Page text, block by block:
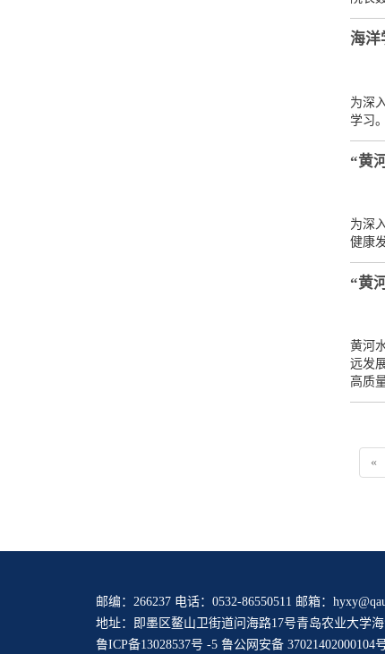
海洋
为深
学习。
“黄
为深
健康
“黄
黄河
远发
高质
«
邮编：266237 电话：0532-86550511 邮箱：
地址：即墨区鳌山卫街道问海路17号青岛农业大学
鲁ICP备13028537号 -5 鲁公网安备 37021402000104